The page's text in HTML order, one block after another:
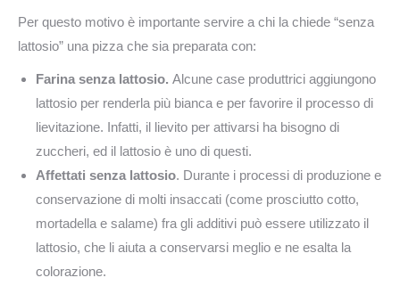
Per questo motivo è importante servire a chi la chiede “senza
lattosio” una pizza che sia preparata con:
Farina senza lattosio. Alcune case produttrici aggiungono
lattosio per renderla più bianca e per favorire il processo di
lievitazione. Infatti, il lievito per attivarsi ha bisogno di
zuccheri, ed il lattosio è uno di questi.
Affettati senza lattosio. Durante i processi di produzione e
conservazione di molti insaccati (come prosciutto cotto,
mortadella e salame) fra gli additivi può essere utilizzato il
lattosio, che li aiuta a conservarsi meglio e ne esalta la
colorazione.